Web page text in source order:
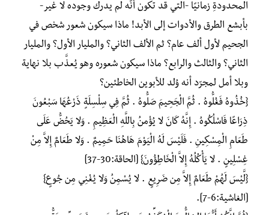
المحدودةِ زمانيًا -التي قد تكون أنّه لم يدرك وجوده لا غير-
بأبشع الطرق والأدوات إلى الأبد! ماذا سيكون شعور شخص في
الجحيم لأول ألف عام؟ ثم الألف الثاني؟ والمليار الأول؟ والمليار
الثاني؟ والثالث والرابع؟ ماذا سيكون شعوره وهو يُعذَّب بلا نهاية
وبلا أمل لمجرّد أنه وُلد للأبوين الخاطئين؟
{خُذُوهُ فَغُلُّوهُ . ثُمَّ الْجَحِيمَ صَلُّوهُ . ثُمَّ فِي سِلْسِلَةٍ ذَرْعُهَا سَبْعُونَ
ذِرَاعًا فَاسْلُكُوهُ . إِنَّهُ كَانَ لا يُؤْمِنُ بِاللَّهِ الْعَظِيمِ . وَلا يَحُضُّ عَلَى
طَعَامِ الْمِسْكِينِ . فَلَيْسَ لَهُ الْيَوْمَ هَاهُنَا حَمِيمٌ . وَلا طَعَامٌ إِلاَّ مِنْ
غِسْلِينٍ . لا يَأْكُلُهُ إِلاَّ الْخَاطِؤُونَ} [الحاقة:30-37]
{لَّيْسَ لَهُمْ طَعَامٌ إِلاَّ مِن ضَرِيعٍ . لا يُسْمِنُ وَلا يُغْنِي مِن جُوعٍ}
[الغاشية:6-7].